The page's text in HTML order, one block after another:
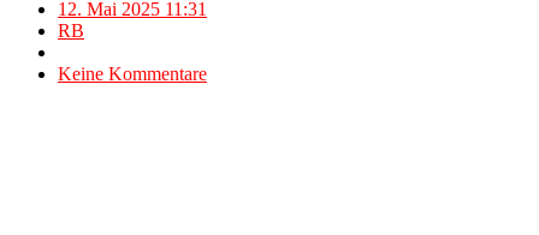
12. Mai 2025 11:31
RB
Keine Kommentare